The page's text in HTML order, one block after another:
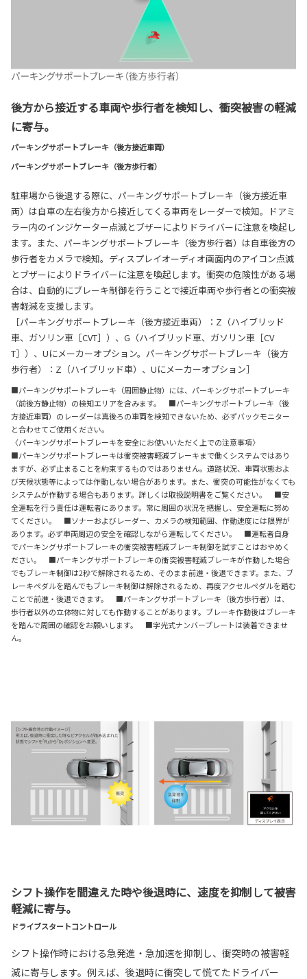
後方から接近する車両や歩行者を検知し、衝突被害の軽減
に寄与。
パーキングサポートブレーキ（後方接近車両）
パーキングサポートブレーキ（後方歩行者）
駐車場から後退する際に、パーキングサポートブレーキ（後方接近車
両）は自車の左右後方から接近してくる車両をレーダーで検知。ドアミ
ラー内のインジケーター点滅とブザーによりドライバーに注意を喚起し
ます。また、パーキングサポートブレーキ（後方歩行者）は自車後方の
歩行者をカメラで検知。ディスプレイオーディオ画面内のアイコン点滅
とブザーによりドライバーに注意を喚起します。衝突の危険性がある場
合は、自動的にブレーキ制御を行うことで接近車両や歩行者との衝突被
害軽減を支援します。
［パーキングサポートブレーキ（後方接近車両）：Z（ハイブリッド
車、ガソリン車［CVT］）、G（ハイブリッド車、ガソリン車［CV
T］）、Uにメーカーオプション。パーキングサポートブレーキ（後方
歩行者）：Z（ハイブリッド車）、Uにメーカーオプション］
■パーキングサポートブレーキ（周囲静止物）には、パーキングサポートブレーキ
（前後方静止物）の検知エリアを含みます。 ■パーキングサポートブレーキ（後
方接近車両）のレーダーは真後ろの車両を検知できないため、必ずバックモニター
と合わせてご使用ください。
〈パーキングサポートブレーキを安全にお使いいただく上での注意事項〉
■パーキングサポートブレーキは衝突被害軽減ブレーキまで働くシステムではあり
ますが、必ず止まることを約束するものではありません。道路状況、車両状態およ
び天候状態等によっては作動しない場合があります。また、衝突の可能性がなくても
システムが作動する場合もあります。詳しくは取扱説明書をご覧ください。 ■安
全運転を行う責任は運転者にあります。常に周囲の状況を把握し、安全運転に努め
てください。 ■ソナーおよびレーダー、カメラの検知範囲、作動速度には限界が
あります。必ず車両周辺の安全を確認しながら運転してください。 ■運転者自身
でパーキングサポートブレーキの衝突被害軽減ブレーキ制御を試すことはおやめく
ださい。 ■パーキングサポートブレーキの衝突被害軽減ブレーキが作動した場合
でもブレーキ制御は2秒で解除されるため、そのまま前進・後退できます。また、ブ
レーキペダルを踏んでもブレーキ制御は解除されるため、再度アクセルペダルを踏む
ことで前進・後退できます。 ■パーキングサポートブレーキ（後方歩行者）は、
歩行者以外の立体物に対しても作動することがあります。ブレーキ作動後はブレーキ
を踏んで周囲の確認をお願いします。 ■字光式ナンバープレートは装着できませ
ん。
シフト操作を間違えた時や後退時に、速度を抑制して被害
軽減に寄与。
ドライブスタートコントロール
シフト操作時における急発進・急加速を抑制し、衝突時の被害軽
減に寄与します。例えば、後退時に衝突して慌てたドライバー